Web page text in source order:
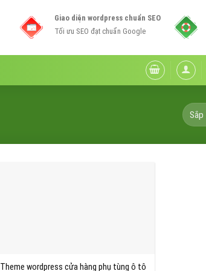
Giao diện wordpress chuẩn SEO
Tối ưu SEO đạt chuẩn Google
Theme wordpress cửa hàng phụ tùng ô tô